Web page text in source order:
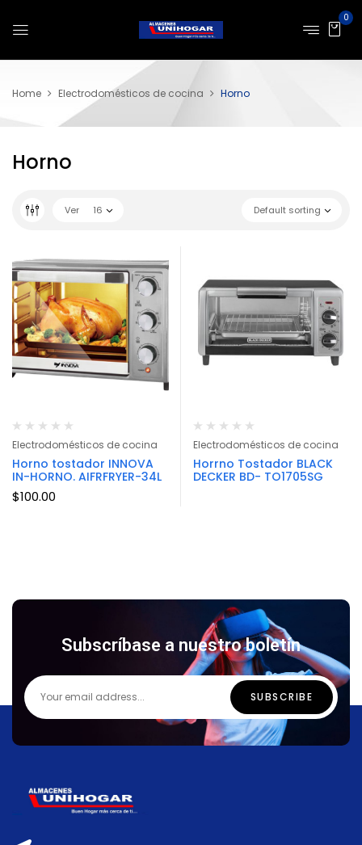
0
Home Electrodomésticos de cocina Horno
Horno
Default sorting
Ver 16
Electrodomésticos de cocina
Horno tostador INNOVA
IN-HORNO. AIFRFRYER-34L
$100.00
Electrodomésticos de cocina
Horrno Tostador BLACK
DECKER BD- TO1705SG
Subscríbase a nuestro boletín